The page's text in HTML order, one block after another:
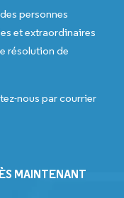
personnes
et extraordinaires
résolution de
nous par courrier
MAINTENANT